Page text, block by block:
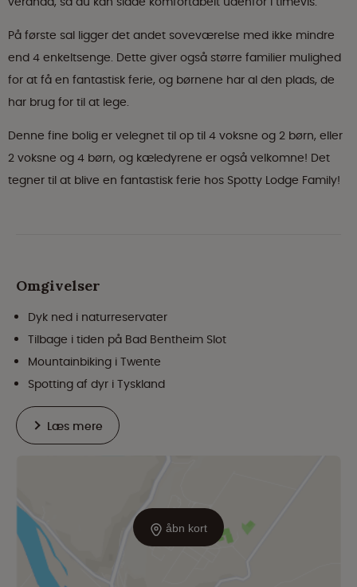
På første sal ligger det andet soveværelse med ikke mindre
end 4 enkeltsenge. Dette giver også større familier mulighed
for at få en fantastisk ferie, og børnene har al den plads, de
har brug for til at lege.
Denne fine bolig er velegnet til op til 4 voksne og 2 børn, eller
2 voksne og 4 børn, og kæledyrene er også velkomne! Det
tegner til at blive en fantastisk ferie hos Spotty Lodge Family!
åbn kort
Omgivelser
Dyk ned i naturreservater
Tilbage i tiden på Bad Bentheim Slot
Mountainbiking i Twente
Spotting af dyr i Tyskland
Læs mere